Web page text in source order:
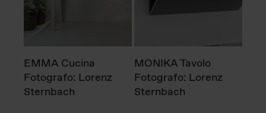
EMMA Cucina
Fotografo: Lorenz
Sternbach
MONIKA Tavolo
Fotografo: Lorenz
Sternbach